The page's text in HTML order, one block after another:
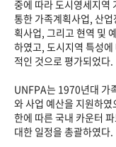
중에 따라 도시영세지역
통한 가족계획사업, 산
획사업, 그리고 현역 및
하였고, 도시지역 특성
적인 것으로 평가되었다.
UNFPA는 1970년대 가
와 사업 예산을 지원하
한에 따른 국내 카운터
대한 일정을 총괄하였다.